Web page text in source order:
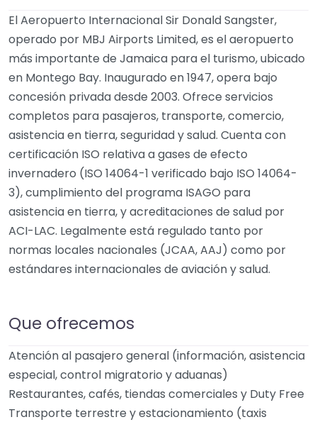
El Aeropuerto Internacional Sir Donald Sangster,
operado por MBJ Airports Limited, es el aeropuerto
más importante de Jamaica para el turismo, ubicado
en Montego Bay. Inaugurado en 1947, opera bajo
concesión privada desde 2003. Ofrece servicios
completos para pasajeros, transporte, comercio,
asistencia en tierra, seguridad y salud. Cuenta con
certificación ISO relativa a gases de efecto
invernadero (ISO 14064-1 verificado bajo ISO 14064-
3), cumplimiento del programa ISAGO para
asistencia en tierra, y acreditaciones de salud por
ACI-LAC. Legalmente está regulado tanto por
normas locales nacionales (JCAA, AAJ) como por
estándares internacionales de aviación y salud.
Que ofrecemos
Atención al pasajero general (información, asistencia
especial, control migratorio y aduanas)
Restaurantes, cafés, tiendas comerciales y Duty Free
Transporte terrestre y estacionamiento (taxis